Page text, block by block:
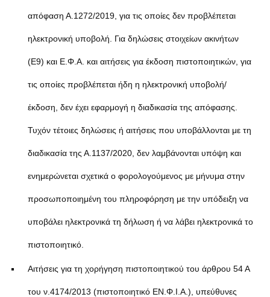
απόφαση Α.1272/2019, για τις οποίες δεν προβλέπεται
ηλεκτρονική υποβολή. Για δηλώσεις στοιχείων ακινήτων
(Ε9) και Ε.Φ.Α. και αιτήσεις για έκδοση πιστοποιητικών, για
τις οποίες προβλέπεται ήδη η ηλεκτρονική υποβολή/
έκδοση, δεν έχει εφαρμογή η διαδικασία της απόφασης.
Τυχόν τέτοιες δηλώσεις ή αιτήσεις που υποβάλλονται με τη
διαδικασία της Α.1137/2020, δεν λαμβάνονται υπόψη και
ενημερώνεται σχετικά ο φορολογούμενος με μήνυμα στην
προσωποποιημένη του πληροφόρηση με την υπόδειξη να
υποβάλει ηλεκτρονικά τη δήλωση ή να λάβει ηλεκτρονικά το
πιστοποιητικό.
Αιτήσεις για τη χορήγηση πιστοποιητικού του άρθρου 54 Α
του ν.4174/2013 (πιστοποιητικό ΕΝ.Φ.Ι.Α.), υπεύθυνες